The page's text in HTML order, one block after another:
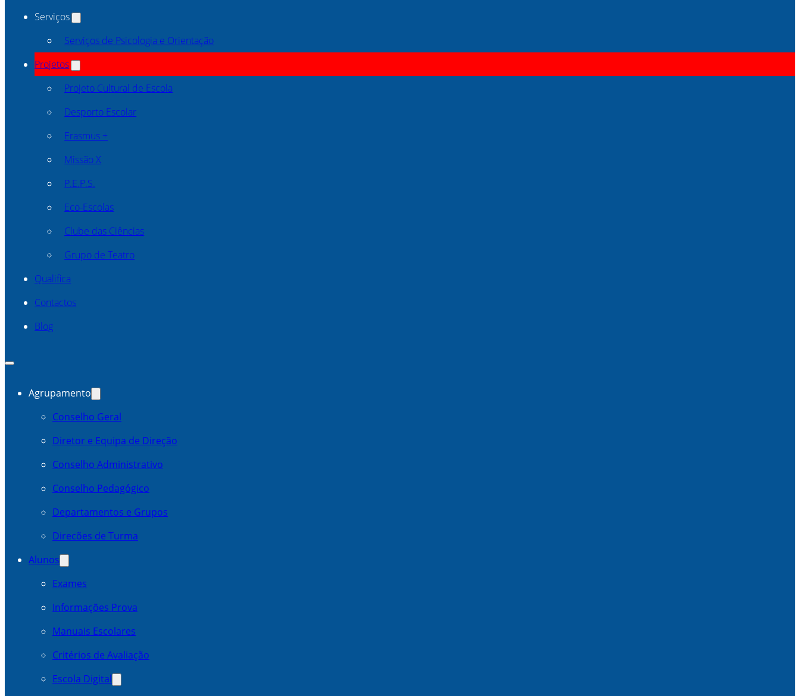
Serviços
Serviços de Psicologia e Orientação
Projetos
Projeto Cultural de Escola
Desporto Escolar
Erasmus +
Missão X
P.E.P.S.
Eco-Escolas
Clube das Ciências
Grupo de Teatro
Qualifica
Contactos
Blog
Agrupamento
Conselho Geral
Diretor e Equipa de Direção
Conselho Administrativo
Conselho Pedagógico
Departamentos e Grupos
Direcões de Turma
Alunos
Exames
Informações Prova
Manuais Escolares
Critérios de Avaliação
Escola Digital